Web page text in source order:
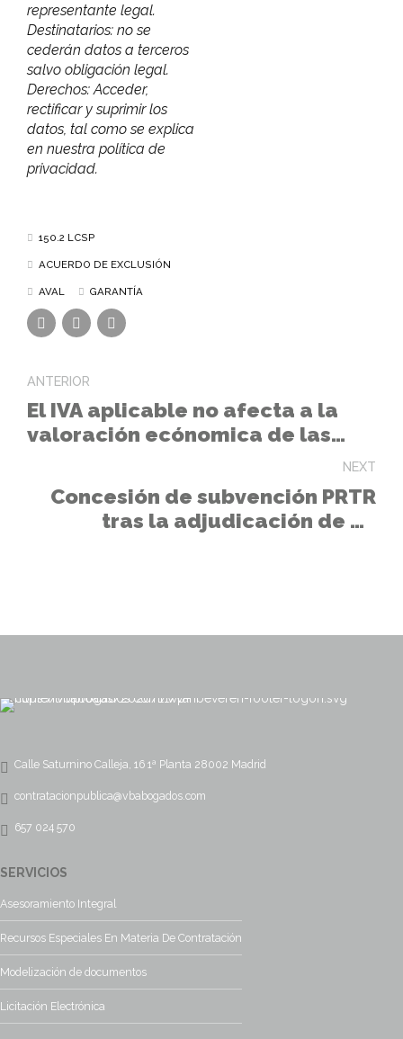
representante legal.
Destinatarios: no se
cederán datos a terceros
salvo obligación legal.
Derechos: Acceder,
rectificar y suprimir los
datos, tal como se explica
en nuestra política de
privacidad.
150.2 LCSP
ACUERDO DE EXCLUSIÓN
AVAL GARANTÍA
ANTERIOR
El IVA aplicable no afecta a la
valoración ecónomica de las
NEXT
Concesión de subvención PRTR
tras la adjudicación de un
Calle Saturnino Calleja, 16 1ª Planta 28002 Madrid
contratacionpublica@vbabogados.com
657 024 570
SERVICIOS
Asesoramiento Integral
Recursos Especiales En Materia De Contratación
Modelización de documentos
Licitación Electrónica